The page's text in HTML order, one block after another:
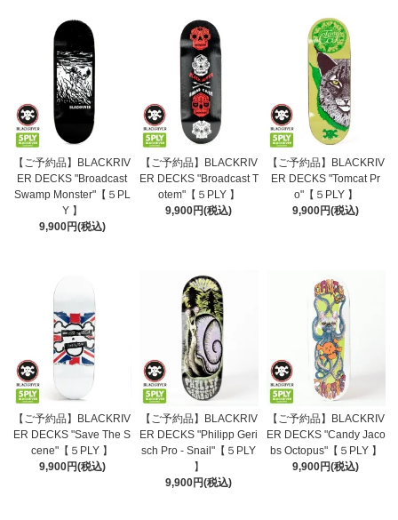
【ご予約品】BLACKRIV
ER DECKS "Broadcast
Swamp Monster"【５PL
Y 】
9,900円(税込)
【ご予約品】BLACKRIV
ER DECKS "Broadcast T
otem"【５PLY 】
9,900円(税込)
【ご予約品】BLACKRIV
ER DECKS "Tomcat Pr
o"【５PLY 】
9,900円(税込)
【ご予約品】BLACKRIV
ER DECKS "Save The S
cene"【５PLY 】
9,900円(税込)
【ご予約品】BLACKRIV
ER DECKS "Philipp Geri
sch Pro - Snail"【５PLY
】
9,900円(税込)
【ご予約品】BLACKRIV
ER DECKS "Candy Jaco
bs Octopus"【５PLY 】
9,900円(税込)